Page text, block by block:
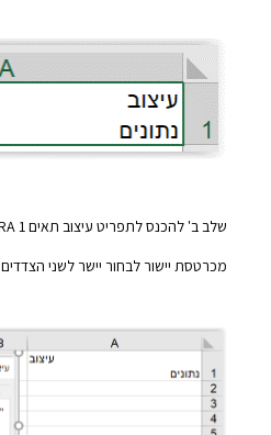
שלב ב' להכנס לתפריט עיצוב תאים 1 CTRA
מכרטסת יישור לבחור יישר לשני הצדדים